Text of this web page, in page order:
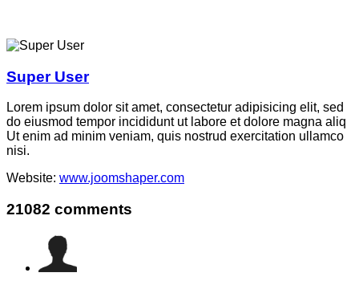
Super User
Lorem ipsum dolor sit amet, consectetur adipisicing elit, sed
do eiusmod tempor incididunt ut labore et dolore magna aliq
Ut enim ad minim veniam, quis nostrud exercitation ullamco
nisi.
Website: www.joomshaper.com
21082 comments